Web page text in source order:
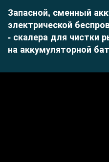
Запасной, сменный
электрической
- скалера для чистки
на аккумуляторной